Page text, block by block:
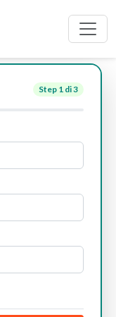
Step 1 di 3